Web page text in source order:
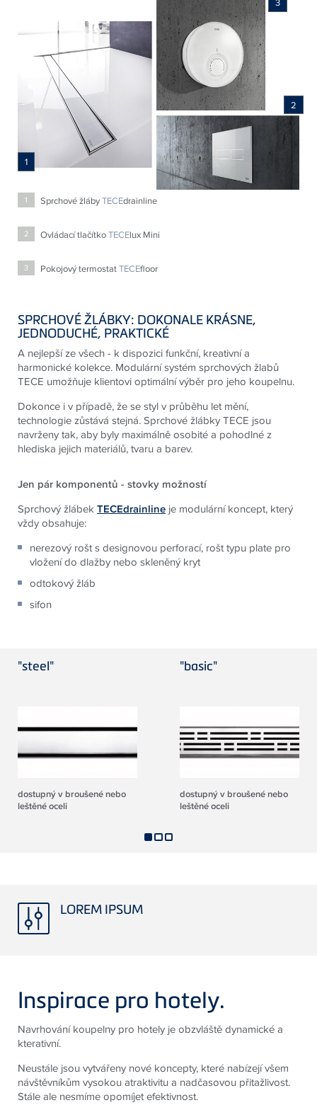
1
2
1 Sprchové žlábyTECEdrainline
2 Ovládací tlačítkoTECElux Mini
3 Pokojový termostatTECEfloor
SPRCHOVÉ ŽLÁBKY: DOKONALE KRÁSNE,
JEDNODUCHÉ, PRAKTICKÉ
A nejlepší ze všech - k dispozici funkční, kreativní a
harmonické kolekce. Modulární systém sprchových žlabů
TECE umožňuje klientovi optimální výběr pro jeho koupelnu.
Dokonce i v případě, že se styl v průběhu let mění,
technologie zůstává stejná. Sprchové žlábky TECE jsou
navrženy tak, aby byly maximálně osobité a pohodlné z
hlediska jejich materiálů, tvaru a barev.
Jen pár komponentů - stovky možností
Sprchový žlábekTECEdrainline je modulární koncept, který
vždy obsahuje:
nerezový rošt s designovou perforací, rošt typu plate pro
vložení do dlažby nebo skleněný kryt
odtokový žláb
sifon
"steel"
dostupný v broušené nebo
leštěné oceli
"basic"
dostupný v broušené nebo
leštěné oceli
LOREM IPSUM
Inspirace pro hotely.
Navrhování koupelny pro hotely je obzvláště dynamické a
kterativní.
Neustále jsou vytvářeny nové koncepty, které nabízejí všem
návštěvníkům vysokou atraktivitu a nadčasovou přitažlivost.
Stále ale nesmíme opomíjet efektivnost.